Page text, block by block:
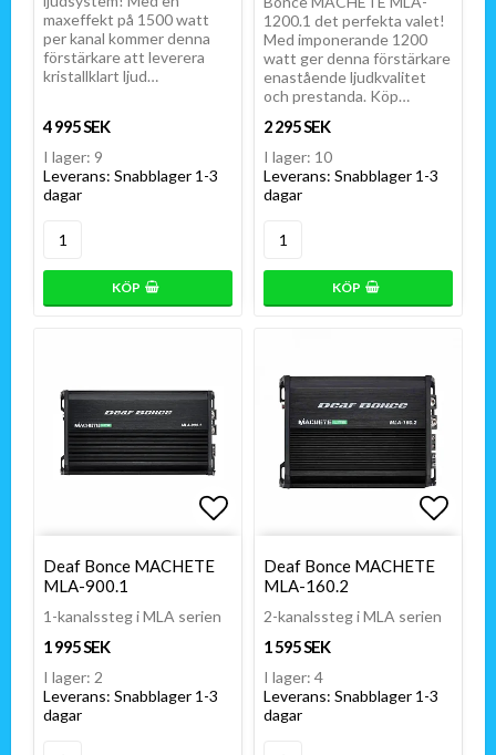
maxeffekt på 1500 watt
per kanal kommer denna
förstärkare att leverera
kristallklart ljud…
4 995 SEK
I lager: 9
Leverans: Snabblager 1-3
dagar
KÖP
1200.1 det perfekta valet!
Med imponerande 1200
watt ger denna förstärkare
enastående ljudkvalitet
och prestanda. Köp…
2 295 SEK
I lager: 10
Leverans: Snabblager 1-3
dagar
KÖP
Lägg till i favoritlistan
Lägg till i favoritlistan
Deaf Bonce MACHETE
MLA-900.1
1-kanalssteg i MLA serien
1 995 SEK
I lager: 2
Leverans: Snabblager 1-3
dagar
Lägg
Lägg
Deaf Bonce MACHETE
MLA-160.2
2-kanalssteg i MLA serien
1 595 SEK
I lager: 4
Leverans: Snabblager 1-3
dagar